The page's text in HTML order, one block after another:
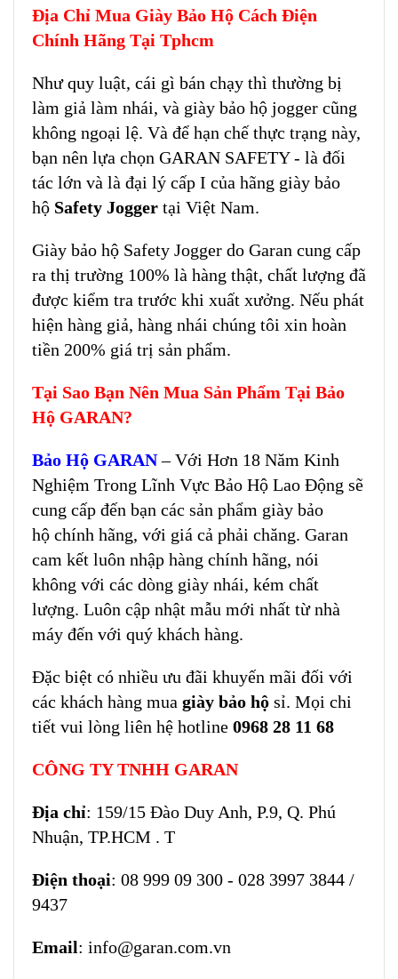
Địa Chỉ Mua Giày Bảo Hộ Cách Điện
Chính Hãng Tại Tphcm
Như quy luật, cái gì bán chạy thì thường bị
làm giả làm nhái, và giày bảo hộ jogger cũng
không ngoại lệ. Và để hạn chế thực trạng này,
bạn nên lựa chọn GARAN SAFETY - là đối
tác lớn và là đại lý cấp I của hãng giày bảo
hộ Safety Jogger tại Việt Nam.
Giày bảo hộ Safety Jogger do Garan cung cấp
ra thị trường 100% là hàng thật, chất lượng đã
được kiểm tra trước khi xuất xưởng. Nếu phát
hiện hàng giả, hàng nhái chúng tôi xin hoàn
tiền 200% giá trị sản phẩm.
Tại Sao Bạn Nên Mua Sản Phẩm Tại Bảo
Hộ GARAN?
Bảo Hộ GARAN– Với Hơn 18 Năm Kinh
Nghiệm Trong Lĩnh Vực Bảo Hộ Lao Động sẽ
cung cấp đến bạn các sản phẩm giày bảo
hộ chính hãng, với giá cả phải chăng. Garan
cam kết luôn nhập hàng chính hãng, nói
không với các dòng giày nhái, kém chất
lượng. Luôn cập nhật mẫu mới nhất từ nhà
máy đến với quý khách hàng.
Đặc biệt có nhiều ưu đãi khuyến mãi đối với
các khách hàng mua giày bảo hộ sỉ. Mọi chi
tiết vui lòng liên hệ hotline 0968 28 11 68
CÔNG TY TNHH GARAN
Địa chỉ: 159/15 Đào Duy Anh, P.9, Q. Phú
Nhuận, TP.HCM . T
Điện thoại: 08 999 09 300 - 028 3997 3844 /
9437
Email: info@garan.com.vn